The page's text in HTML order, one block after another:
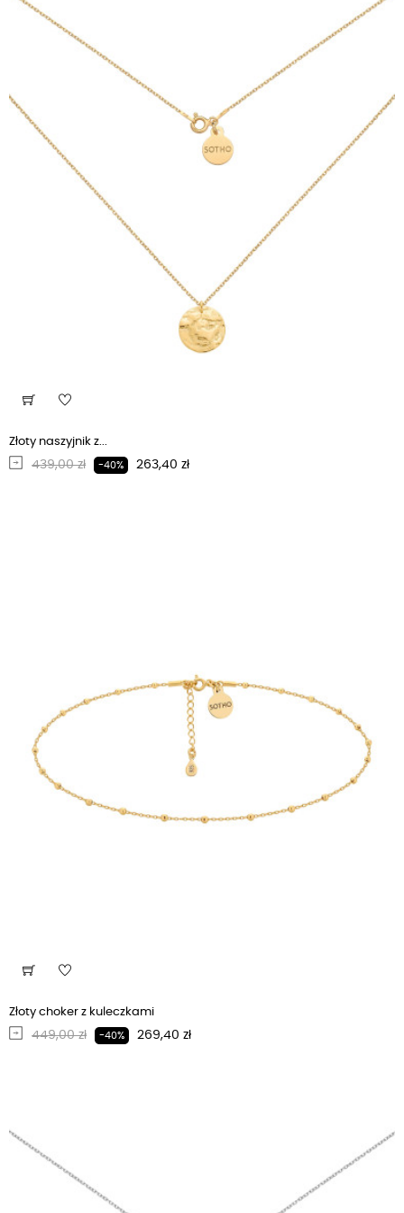
Złoty naszyjnik z...
Regularna cena
439,00 zł -40% Cena
263,40 zł
Złoty choker z kuleczkami
Regularna cena
449,00 zł -40% Cena
269,40 zł